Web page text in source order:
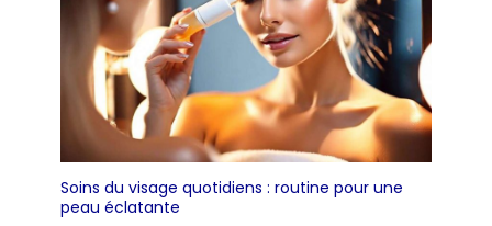
Soins du visage quotidiens : routine pour une
peau éclatante